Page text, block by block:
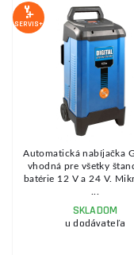
SERVIS+
Automatická nabíjačka
vhodná pre všetky
batérie 12 V a 24 V.
SKLADOM
u dodávateľa